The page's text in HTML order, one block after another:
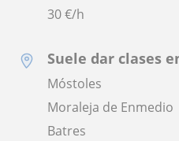
30€/h
Suele dar clases
Móstoles
Moraleja de Enmedio
Batres